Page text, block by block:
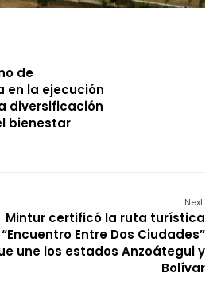
de
en la ejecución
diversificación
bienestar
Next:
Mintur certificó la ruta turística
“Encuentro Entre Dos Ciudades”
une los estados Anzoátegui y
Bolívar